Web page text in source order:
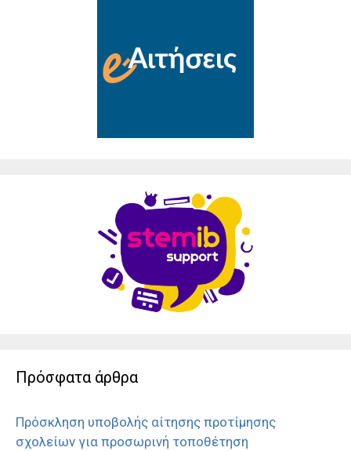
Πρόσφατα άρθρα
Πρόσκληση υποβολής αίτησης προτίμησης
σχολείων για προσωρινή τοποθέτηση